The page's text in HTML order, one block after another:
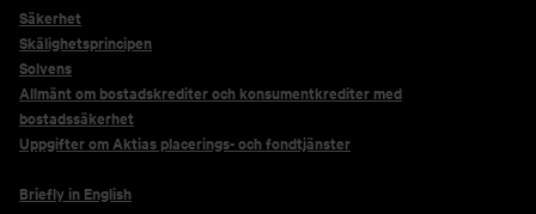
Säkerhet
Skälighetsprincipen
Solvens
Allmänt om bostadskrediter och konsumentkrediter med
bostadssäkerhet
Uppgifter om Aktias placerings- och fondtjänster
Briefly in English